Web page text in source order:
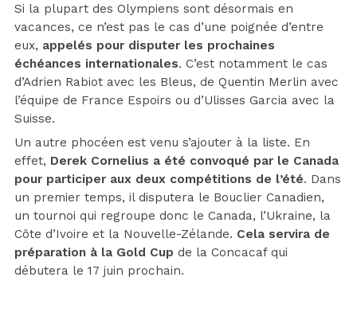
Si la plupart des Olympiens sont désormais en
vacances, ce n’est pas le cas d’une poignée d’entre
eux, appelés pour disputer les prochaines
échéances internationales. C’est notamment le cas
d’Adrien Rabiot avec les Bleus, de Quentin Merlin avec
l’équipe de France Espoirs ou d’Ulisses Garcia avec la
Suisse.
Un autre phocéen est venu s’ajouter à la liste. En
effet, Derek Cornelius a été convoqué par le Canada
pour participer aux deux compétitions de l’été. Dans
un premier temps, il disputera le Bouclier Canadien,
un tournoi qui regroupe donc le Canada, l’Ukraine, la
Côte d’Ivoire et la Nouvelle-Zélande. Cela servira de
préparation à la Gold Cup de la Concacaf qui
débutera le 17 juin prochain.